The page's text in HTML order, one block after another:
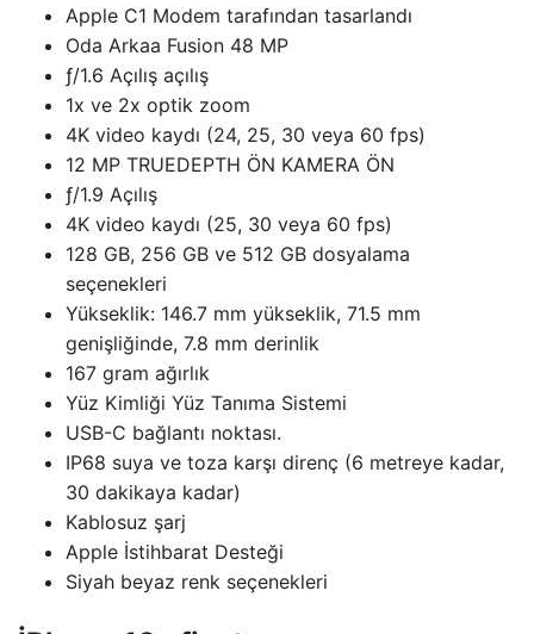
Apple C1 Modem tarafından tasarlandı
Oda Arkaa Fusion 48 MP
ƒ/1.6 Açılış açılış
1x ve 2x optik zoom
4K video kaydı (24, 25, 30 veya 60 fps)
12 MP TRUEDEPTH ÖN KAMERA ÖN
ƒ/1.9 Açılış
4K video kaydı (25, 30 veya 60 fps)
128 GB, 256 GB ve 512 GB dosyalama
seçenekleri
Yükseklik: 146.7 mm yükseklik, 71.5 mm
genişliğinde, 7.8 mm derinlik
167 gram ağırlık
Yüz Kimliği Yüz Tanıma Sistemi
USB-C bağlantı noktası.
IP68 suya ve toza karşı direnç (6 metreye kadar,
30 dakikaya kadar)
Kablosuz şarj
Apple İstihbarat Desteği
Siyah beyaz renk seçenekleri